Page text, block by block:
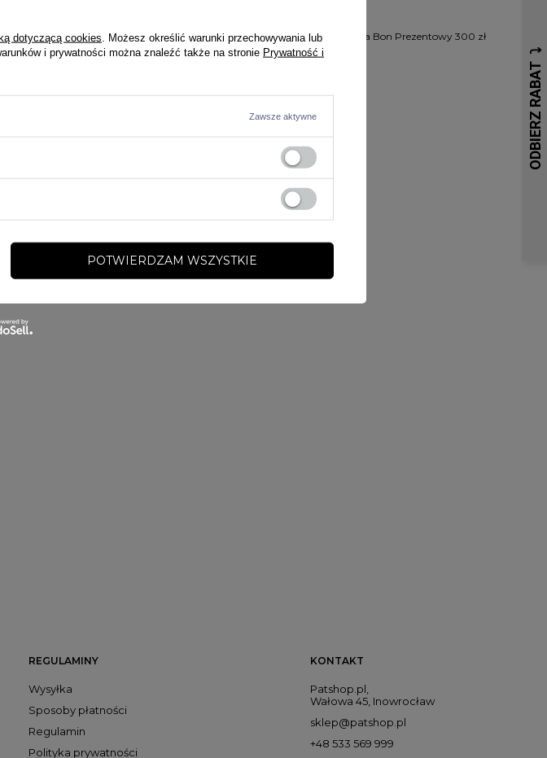
Karta Podarunkowa Bon Prezentowy 500 zł
500,00 zł
Karta Podarunkowa Bon Prezentowy 300 zł
300,00 zł
REGULAMINY
Wysyłka
Sposoby płatności
Regulamin
Polityka prywatności
KONTAKT
Patshop.pl,
Wałowa 45, Inowrocław
sklep@patshop.pl
+48 533 569 999
dotyczącą cookies . Możesz określić warunki przechowywania lub
i prywatności można znaleźć także na stronie Prywatność i
Zawsze aktywne
POTWIERDZAM WSZYSTKIE